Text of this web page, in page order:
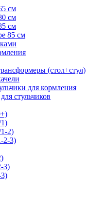
см
см
см
85 см
(стол+стул)
для кормления
стульчиков
2)
2-3)
3)